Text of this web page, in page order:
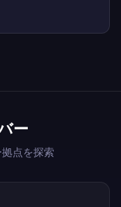
ー
点を探索